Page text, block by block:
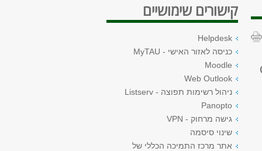
קישורים שימושיים
Helpdesk
כניסה לאזור האישי - MyTAU
Moodle
Web Outlook
ניהול רשימות תפוצה - Listserv
Panopto
גישה מרחוק - VPN
שינוי סיסמה
אתר מרכז התמיכה הכללי של